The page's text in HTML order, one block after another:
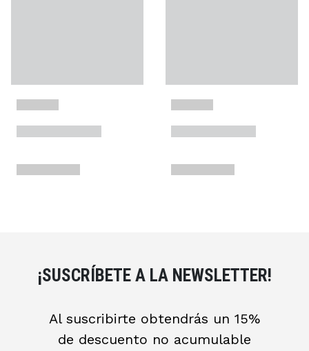
¡SUSCRÍBETE A LA NEWSLETTER!
Al suscribirte obtendrás un 15%
de descuento no acumulable